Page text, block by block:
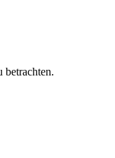
betrachten.